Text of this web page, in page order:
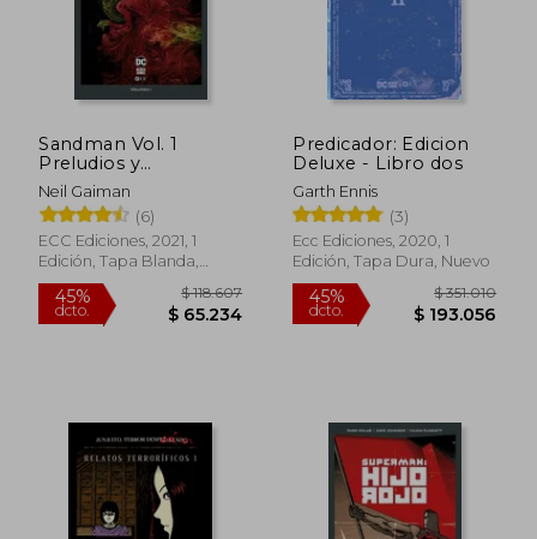
Sandman Vol. 1
Preludios y
Nocturnos (dc
Pocket)
Neil Gaiman
(6)
ECC Ediciones, 2021, 1
Edición, Tapa Blanda,
Nuevo
Predicador: Edicion
Deluxe - Libro dos
Garth Ennis
(3)
Ecc Ediciones, 2020, 1
Edición, Tapa Dura, Nuevo